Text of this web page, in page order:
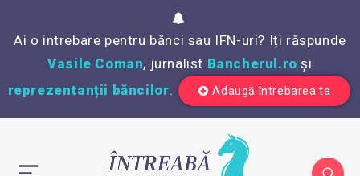
Ai o intrebare pentru bănci sau IFN-uri? Iți răspunde
Vasile Coman, jurnalist Bancherul.ro și
reprezentanții băncilor. Adaugă întrebarea ta